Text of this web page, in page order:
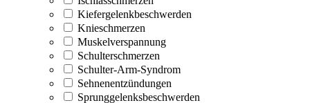
Kiefergelenkbeschwerden
Knieschmerzen
Muskelverspannung
Schulterschmerzen
Schulter-Arm-Syndrom
Sehnenentzündungen
Sprunggelenksbeschwerden